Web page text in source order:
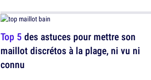
Top 5 des astuces pour mettre son
maillot discrétos à la plage, ni vu ni
connu